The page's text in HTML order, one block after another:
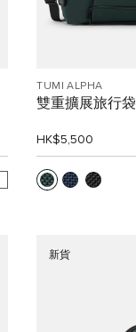
TUMI ALPHA
雙重擴展旅行袋
HK$5,500
新貨